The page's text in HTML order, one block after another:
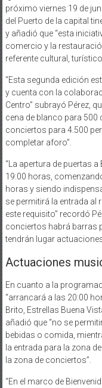
próximo viernes 19 de
del Puerto de la capital
y añadió que “esta
comercio y la
referente cultural, turístico
“Esta segunda edición
y cuenta con la
Centro” subrayó Pérez,
cena de blanco para 500
conciertos para 4.500
completar aforo”.
“La apertura de puertas
19:00 horas,
horas y siendo
se permitirá la entrada al
este requisito” recordó
conciertos habrá barras
tendrán lugar
Actuaciones
En cuanto a la
“arrancará a las 20:00
Brito, Estrellas Buena
añadió que “no se
bebidas o comida,
la entrada para la zona
la zona de conciertos”.
“En el marco de